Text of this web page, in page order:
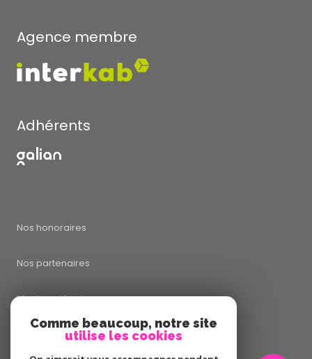
Agence membre
Adhérents
Nos honoraires
Nos partenaires
Mentions légales
Comme beaucoup, notre site
utilise les cookies